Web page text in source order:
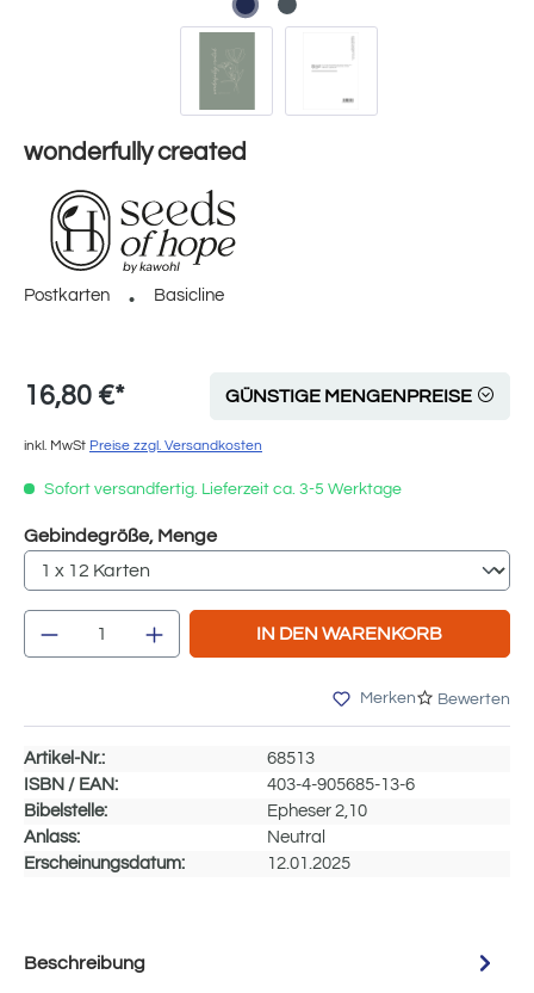
wonderfully created
Postkarten Basicline
16,80 €* GÜNSTIGE MENGENPREISE
inkl. MwSt Preise zzgl. Versandkosten
Sofort versandfertig. Lieferzeit ca. 3-5 Werktage
Gebindegröße, Mengeauswählen
Produkt Anzahl: Gib den gewünschten
IN DEN WARENKORB
Merken Bewerten
Artikel-Nr.:
68513
ISBN / EAN:
403-4-905685-13-6
Bibelstelle:
Epheser 2,10
Anlass:
Neutral
Erscheinungsdatum:
12.01.2025
Beschreibung